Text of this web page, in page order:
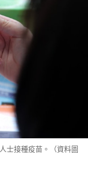
士接種疫苗。（資料圖